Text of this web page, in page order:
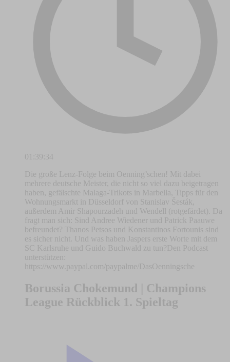
01:39:34
Die große Lenz-Folge beim Oenning’schen! Mit dabei
mehrere deutsche Meister, die nicht so viel dazu beigetragen
haben, gefälschte Malaga-Trikots in Marbella, Tipps für den
Wohnungsmarkt in Düsseldorf von Stanislav Šesták,
außerdem Amir Shapourzadeh und Wendell (rotgefärdet). Da
fragt man sich: Sind Andree Wiedener und Patrick Paauwe
befreundet? Thanos Petsos und Konstantinos Fortounis sind
es sicher nicht. Und was haben Jaspers erste Worte mit dem
SC Karlsruhe und Guido Buchwald zu tun?Den Podcast
unterstützen:
https://www.paypal.com/paypalme/DasOenningsche
Borussia Chokemund | Champions
League Rückblick 1. Spieltag